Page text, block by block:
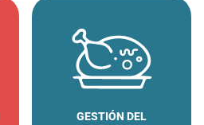
GESTIÓN DEL